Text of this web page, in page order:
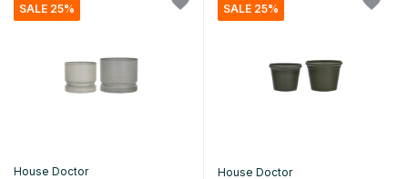
SALE 25%
House Doctor
SALE 25%
House Doctor